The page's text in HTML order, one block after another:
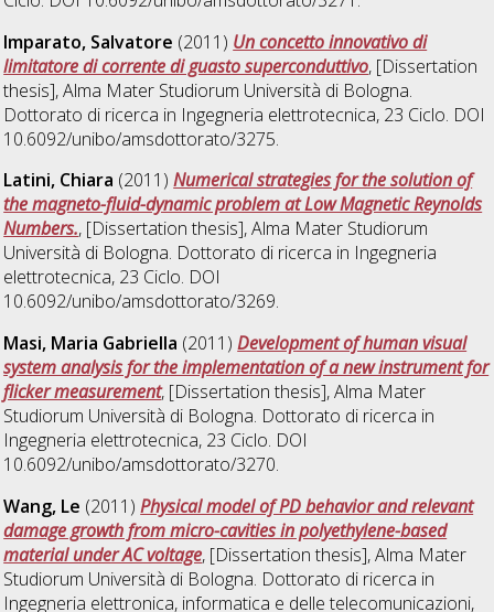
Imparato, Salvatore (2011) Un concetto innovativo di
limitatore di corrente di guasto superconduttivo, [Dissertation
thesis], Alma Mater Studiorum Università di Bologna.
Dottorato di ricerca in Ingegneria elettrotecnica, 23 Ciclo. DOI
10.6092/unibo/amsdottorato/3275.
Latini, Chiara (2011)Numerical strategies for the solution of
the magneto-fluid-dynamic problem at Low Magnetic Reynolds
Numbers., [Dissertation thesis], Alma Mater Studiorum
Università di Bologna. Dottorato di ricerca in Ingegneria
elettrotecnica, 23 Ciclo. DOI
10.6092/unibo/amsdottorato/3269.
Masi, Maria Gabriella (2011)Development of human visual
system analysis for the implementation of a new instrument for
flicker measurement, [Dissertation thesis], Alma Mater
Studiorum Università di Bologna. Dottorato di ricerca in
Ingegneria elettrotecnica, 23 Ciclo. DOI
10.6092/unibo/amsdottorato/3270.
Wang, Le (2011)Physical model of PD behavior and relevant
damage growth from micro-cavities in polyethylene-based
material under AC voltage, [Dissertation thesis], Alma Mater
Studiorum Università di Bologna. Dottorato di ricerca in
Ingegneria elettronica, informatica e delle telecomunicazioni,